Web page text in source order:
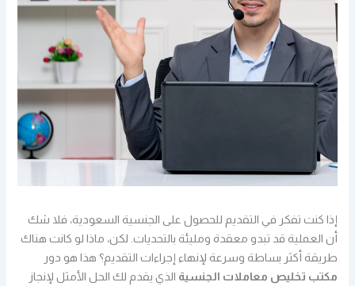
إذا كنت تفكر في التقديم للحصول على الجنسية السعودية، فلا شك
أن العملية قد تبدو معقدة ومليئة بالتحديات. لكن، ماذا لو كانت هناك
طريقة أكثر بساطة وسرعة لإنهاء إجراءات التقديم؟ هذا هو دور
مكتب تخليص معاملات الجنسية الذي يقدم لك الحل الأمثل لإنجاز